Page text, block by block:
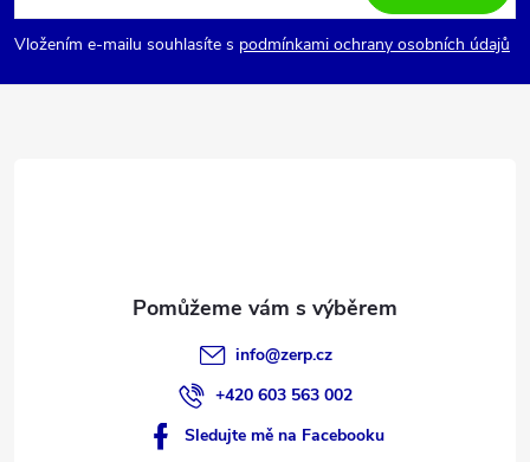
p
a
Vložením e-mailu souhlasíte s podmínkami ochrany osobních údajů
info@zerp.cz
+420 603 563 002
Sledujte mě na Facebooku